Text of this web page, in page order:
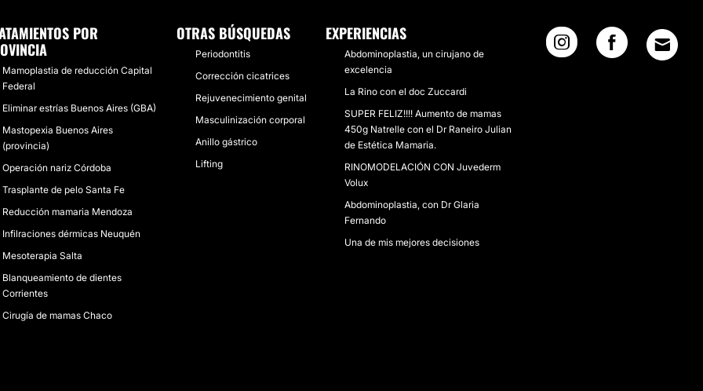
POR
Mamoplastia de reducción Capital
Federal
Eliminar estrías Buenos Aires (GBA)
Mastopexia Buenos Aires
(provincia)
Operación nariz Córdoba
Trasplante de pelo Santa Fe
Reducción mamaria Mendoza
Infilraciones dérmicas Neuquén
Mesoterapia Salta
Blanqueamiento de dientes
Corrientes
Cirugía de mamas Chaco
OTRAS BÚSQUEDAS
Periodontitis
Corrección cicatrices
Rejuvenecimiento genital
Masculinización corporal
Anillo gástrico
Lifting
EXPERIENCIAS
Abdominoplastia, un cirujano de
excelencia
La Rino con el doc Zuccardi
SUPER FELIZ!!!! Aumento de mamas
450g Natrelle con el Dr Raneiro Julian
de Estética Mamaria.
RINOMODELACIÓN CON Juvederm
Volux
Abdominoplastia, con Dr Glaria
Fernando
Una de mis mejores decisiones